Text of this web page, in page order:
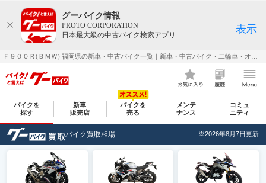
グーバイク情報
PROTO CORPORATION
日本最大級の中古バイク検索アプリ
表示
バイクを
探す
新車
販売店
バイクを
売る
メンテ
ナンス
コミュ
ニティ
バイク買取相場 ※2026年8月7日更新